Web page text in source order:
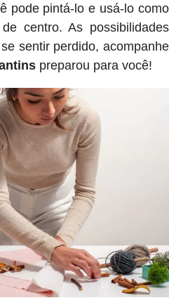
pode pintá-lo e usá-lo como
centro. As possibilidades
sentir perdido, acompanhe
preparou para você!